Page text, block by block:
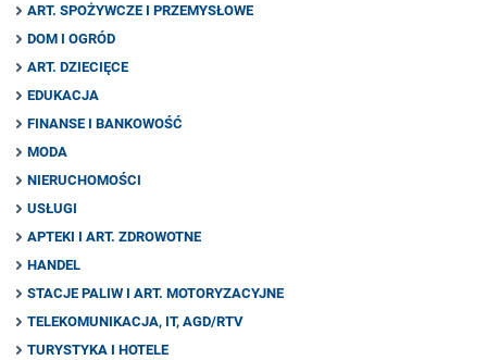
ART. SPOŻYWCZE I PRZEMYSŁOWE
DOM I OGRÓD
ART. DZIECIĘCE
EDUKACJA
FINANSE I BANKOWOŚĆ
MODA
NIERUCHOMOŚCI
USŁUGI
APTEKI I ART. ZDROWOTNE
HANDEL
STACJE PALIW I ART. MOTORYZACYJNE
TELEKOMUNIKACJA, IT, AGD/RTV
TURYSTYKA I HOTELE